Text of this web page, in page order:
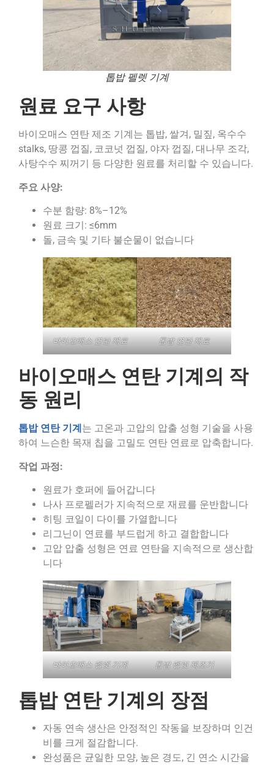
톱밥 펠렛 기계
원료 요구 사항
바이오매스 연탄 제조 기계는 톱밥, 쌀겨, 밀짚, 옥수수
stalks, 땅콩 껍질, 코코넛 껍질, 야자 껍질, 대나무 조각,
사탕수수 찌꺼기 등 다양한 원료를 처리할 수 있습니다.
주요 사양:
수분 함량: 8%–12%
원료 크기: ≤6mm
돌, 금속 및 기타 불순물이 없습니다
바이오매스 연탄 재료 톱밥 연탄 재료
바이오매스 연탄 기계의 작
동 원리
톱밥 연탄 기계는 고온과 고압의 압출 성형 기술을 사용
하여 느슨한 목재 칩을 고밀도 연탄 연료로 압축합니다.
작업 과정:
원료가 호퍼에 들어갑니다
나사 프로펠러가 지속적으로 재료를 운반합니다
히팅 코일이 다이를 가열합니다
리그닌이 연료를 부드럽게 하고 결합합니다
고압 압출 성형은 연료 연탄을 지속적으로 생산합
니다
바이오매스 펠렛 기계 톱밥 펠릿 제조기
톱밥 연탄 기계의 장점
자동 연속 생산은 안정적인 작동을 보장하며 인건
비를 크게 절감합니다.
완성품은 균일한 모양, 높은 경도, 긴 연소 시간을